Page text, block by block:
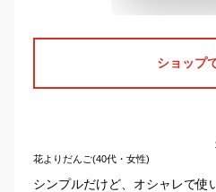
ショップ
花よりだんご(40代・女性)
シンプルだけど、オシャレで使